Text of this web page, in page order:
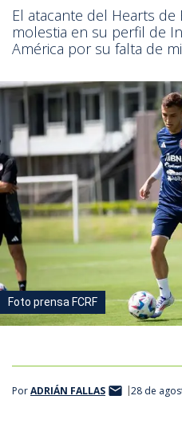
El atacante del Hearts de
molestia en su perfil de
América por su falta de
Foto prensa FCRF
PorADRIÁN FALLAS 28 de